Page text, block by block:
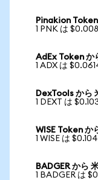
Pinakion
1 PNK は
AdEx Token か
1 ADX は
DexTools から
1 DEXT は
WISE Token か
1 WISE は
BADGER から
1 BADGER は